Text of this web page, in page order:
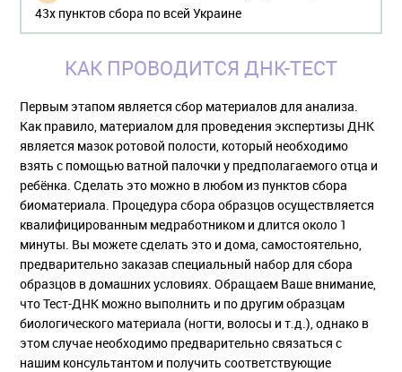
43х пунктов сбора по всей Украине
КАК ПРОВОДИТСЯ ДНК-ТЕСТ
Первым этапом является сбор материалов для анализа.
Как правило, материалом для проведения экспертизы ДНК
является мазок ротовой полости, который необходимо
взять с помощью ватной палочки у предполагаемого отца и
ребёнка. Сделать это можно в любом из пунктов сбора
биоматериала. Процедура сбора образцов осуществляется
квалифицированным медработником и длится около 1
минуты. Вы можете сделать это и дома, самостоятельно,
предварительно заказав специальный набор для сбора
образцов в домашних условиях. Обращаем Ваше внимание,
что Тест-ДНК можно выполнить и по другим образцам
биологического материала (ногти, волосы и т.д.), однако в
этом случае необходимо предварительно связаться с
нашим консультантом и получить соответствующие